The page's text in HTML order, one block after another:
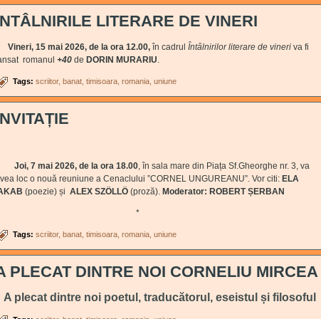
LITERARE DE VINERI
Vineri, 15 mai 2026, de la ora 12.00, în cadrul Întâlnirilor literare de vineri va fi
romanul +40 de DORIN MURARIU.
Tags: scriitor banat timisoara romania uniune
Joi, 7 mai 2026, de la ora 18.00, în sala mare din Piața Sf.Gheorghe nr. 3, va
loc o nouă reuniune a Cenaclului ”CORNEL UNGUREANU”. Vor citi: ELA
(poezie) și ALEX SZÖLLÖ (proză). Moderator: ROBERT ȘERBAN
Tags: scriitor banat timisoara romania uniune
PLECAT DINTRE NOI CORNELIU MIRCEA
A plecat dintre noi poetul, traducătorul, eseistul și filosoful